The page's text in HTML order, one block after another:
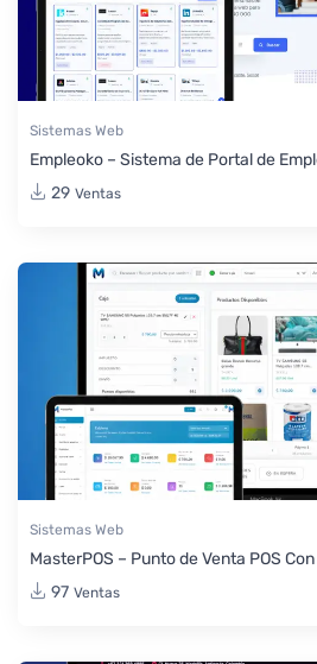
Sistemas Web
Empleoko – Sistema de Portal de
29 Ventas
Sistemas Web
MasterPOS – Punto de Venta POS
97 Ventas